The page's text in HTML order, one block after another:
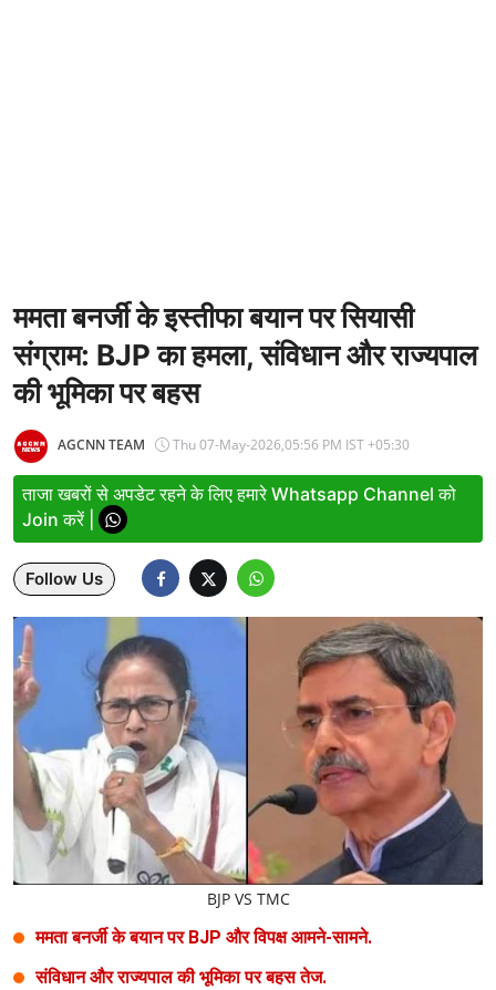
Relationship
Education
Defence & Security
Environment
Lifestyle
Health
Development
Career
Literature
Tour & Travel
History Speaks
About Us
ममता बनर्जी के इस्तीफा बयान पर सियासी
संग्राम: BJP का हमला, संविधान और राज्यपाल
की भूमिका पर बहस
AGCNN TEAM Thu 07-May-2026,05:56 PM IST +05:30
ताजा खबरों से अपडेट रहने के लिए हमारे Whatsapp Channel को
Join करें |
Follow Us
BJP VS TMC
ममता बनर्जी के बयान पर BJP और विपक्ष आमने-सामने.
संविधान और राज्यपाल की भूमिका पर बहस तेज.